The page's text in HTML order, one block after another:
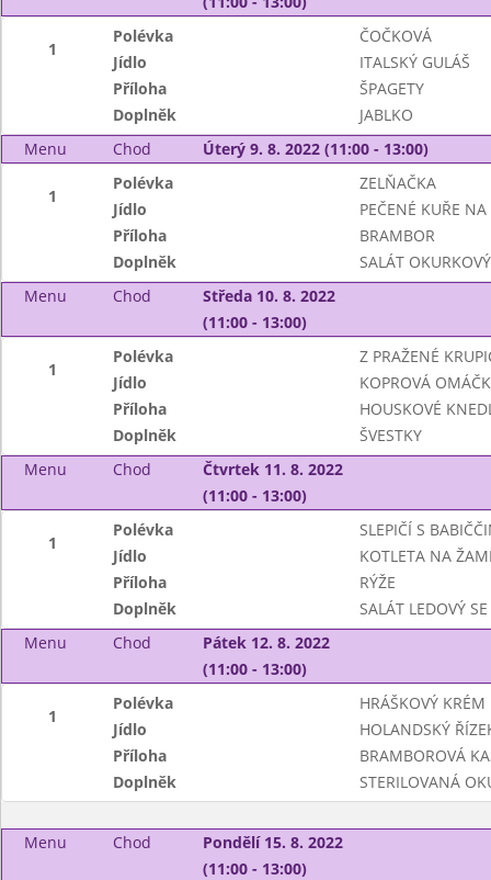
1
Polévka
ČOČKOVÁ
Jídlo
ITALSKÝ GULÁŠ
Příloha
ŠPAGETY
Doplněk
JABLKO
Menu
Chod Úterý 9. 8. 2022 (11:00 - 13:00)
1
Polévka
ZELŇAČKA
Jídlo
PEČENÉ KUŘE
Příloha
BRAMBOR
Doplněk
SALÁT
Menu
Chod
Středa 10. 8. 2022
(11:00 - 13:00)
1
Polévka
Z PRAŽENÉ
Jídlo
KOPROVÁ
Příloha
HOUSKOVÉ
Doplněk
ŠVESTKY
Menu
Chod
Čtvrtek 11. 8. 2022
(11:00 - 13:00)
1
Polévka
SLEPIČÍ S
Jídlo
KOTLETA NA
Příloha
RÝŽE
Doplněk
SALÁT LEDOVÝ
Menu
Chod
Pátek 12. 8. 2022
(11:00 - 13:00)
1
Polévka
HRÁŠKOVÝ KRÉM
Jídlo
HOLANDSKÝ
Příloha
BRAMBOROVÁ
Doplněk
STERILOVANÁ
Menu Chod
Pondělí 15. 8. 2022
(11:00 - 13:00)